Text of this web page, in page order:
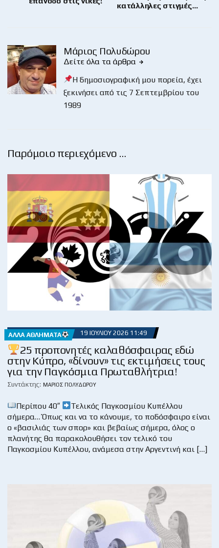
κατάλληλες στιγμές…
Μάριος Πολυδώρου
Δείτε όλα τα άρθρα
Η δημοσιογραφική μου πορεία, έχει
ξεκινήσει από τις 7 Σεπτεμβρίου του
1989
Παρόμοιο περιεχόμενο …
ΆΛΛΑ ΑΘΛΉΜΑΤΑ 19 ΙΟΥΛΊΟΥ 2026 11:49
25 προπονητές καλαθόσφαιρας εδώ
στην Κύπρο, «δίνουν» τις εκτιμήσεις τους
για την Παγκόσμια Πρωταθλήτρια!
Συντάκτης: ΜΆΡΙΟΣ ΠΟΛΥΔΏΡΟΥ
Περίπου 40″
Τελικός Παγκοσμίου Κυπέλλου
σήμερα… Όπως και να το κάνουμε, το ποδόσφαιρο είναι
ο «βασιλιάς των σπορ» και βεβαίως σήμερα, όλος ο
πλανήτης θα παρακολουθήσει τον τελικό του
Παγκοσμίου Κυπέλλου, ανάμεσα στην Αργεντινή και […]